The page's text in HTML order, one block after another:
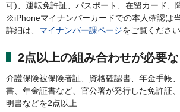
可)、運転免許証、パスポート、在留カード、
※iPhoneマイナンバーカードでの本人確認は
詳細は、 マイナンバー課ページをご覧ください
2点以上の組み合わせが必要
介護保険被保険者証、資格確認書、年金手帳
書、年金証書など、官公署が発行した免許証
明書などを2点以上